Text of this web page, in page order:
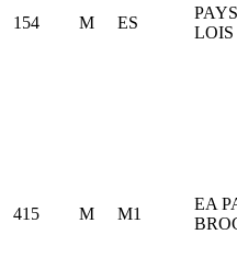
154 M ES
415 M M1
EA